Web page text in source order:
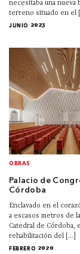
necesitaba una nueva
terreno situado en el
JUNIO 2023
OBRAS
Palacio de
Córdoba
Enclavado en el
a escasos metros de
Catedral de Córdoba,
rehabilitación del [...]
FEBRERO 2020